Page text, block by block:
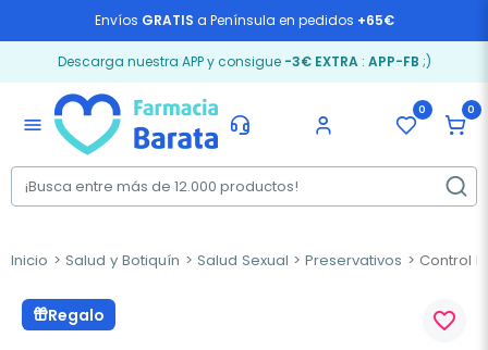
Envíos GRATIS a Península en pedidos +65€
Descarga nuestra APP y consigue -3€ EXTRA: APP-FB ;)
menu
0 0
Inicio Salud y Botiquín Salud Sexual Preservativos Control
Regalo favorite_border